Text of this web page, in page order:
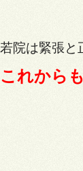
若院は緊張と
これから